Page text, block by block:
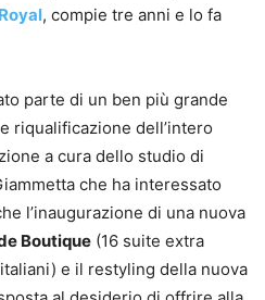
, compie tre anni e lo fa
parte di un ben più grande
riqualificazione dell’intero
a cura dello studio di
che ha interessato
l’inaugurazione di una nuova
Boutique (16 suite extra
e il restyling della nuova